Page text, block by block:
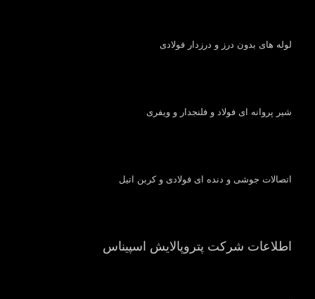
لوله های بدون درز و درزدار فولادی
شیر پروانه ای فولاد و فلنجدار و ویفری
اتصالات جوشی و دنده ای فولادی و کربن اتیل
اطلاعات شرکت پتروپالایش اسپیناس